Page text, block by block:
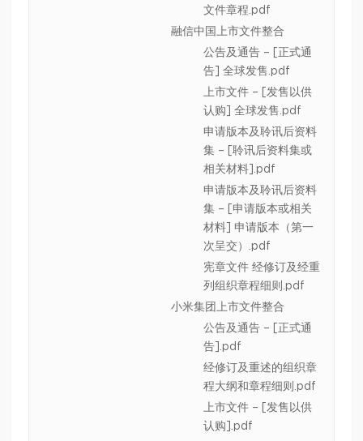
文件章程.pdf
融信中国上市文件整合
公告及通告 – [正式通
告] 全球发售.pdf
上市文件 – [发售以供
认购] 全球发售.pdf
申请版本及聆讯后资料
集 – [聆讯后资料集或
相关材料].pdf
申请版本及聆讯后资料
集 – [申请版本或相关
材料] 申请版本（第一
次呈交）.pdf
宪章文件 经修订及经重
列组织章程细则.pdf
小米集团上市文件整合
公告及通告 – [正式通
告].pdf
经修订及重述的组织章
程大纲和章程细则.pdf
上市文件 – [发售以供
认购].pdf